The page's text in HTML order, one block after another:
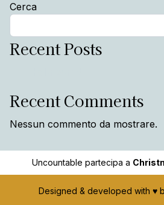
Cerca
Recent Posts
Recent Comments
Nessun commento da mostrare.
Uncountable partecipa a
Designed & developed with ♥️